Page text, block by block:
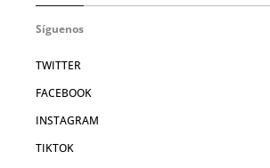
Síguenos
TWITTER
FACEBOOK
INSTAGRAM
TIKTOK